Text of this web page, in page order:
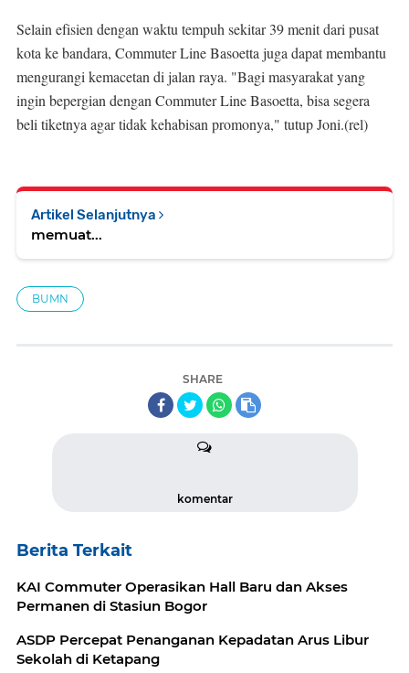
Selain efisien dengan waktu tempuh sekitar 39 menit dari pusat
kota ke bandara, Commuter Line Basoetta juga dapat membantu
mengurangi kemacetan di jalan raya. "Bagi masyarakat yang
ingin bepergian dengan Commuter Line Basoetta, bisa segera
beli tiketnya agar tidak kehabisan promonya," tutup Joni.(rel)
Artikel Selanjutnya
memuat...
BUMN
SHARE
komentar
Berita Terkait
KAI Commuter Operasikan Hall Baru dan Akses
Permanen di Stasiun Bogor
ASDP Percepat Penanganan Kepadatan Arus Libur
Sekolah di Ketapang